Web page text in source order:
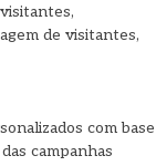
de visitantes,
com base
campanhas